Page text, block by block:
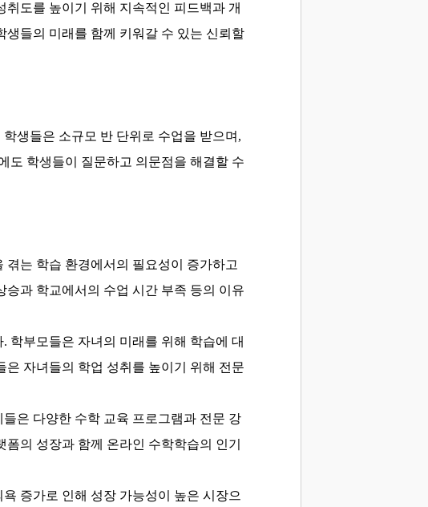
도를 높이기 위해 지속적인 피드백과 개
들의 미래를 함께 키워갈 수 있는 신뢰할
학생들은 소규모 반 단위로 수업을 받으며,
도 학생들이 질문하고 의문점을 해결할 수
는 학습 환경에서의 필요성이 증가하고
과 학교에서의 수업 시간 부족 등의 이유
학부모들은 자녀의 미래를 위해 학습에 대
자녀들의 학업 성취를 높이기 위해 전문
은 다양한 수학 교육 프로그램과 전문 강
의 성장과 함께 온라인 수학학습의 인기
증가로 인해 성장 가능성이 높은 시장으